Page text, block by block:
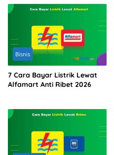
Bisnis
7 Cara Bayar Listrik Lewat
Alfamart Anti Ribet 2026